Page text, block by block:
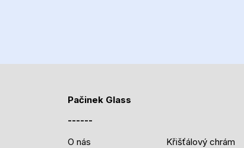
Pačinek Glass
O nás Křišťálový chrám